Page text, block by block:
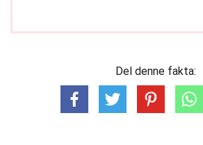
Del denne fakta: